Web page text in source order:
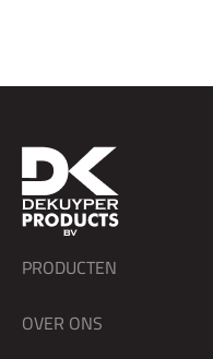
PRODUCTEN
OVER ONS